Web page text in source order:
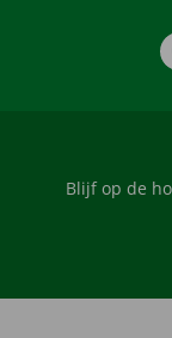
Blijf op de